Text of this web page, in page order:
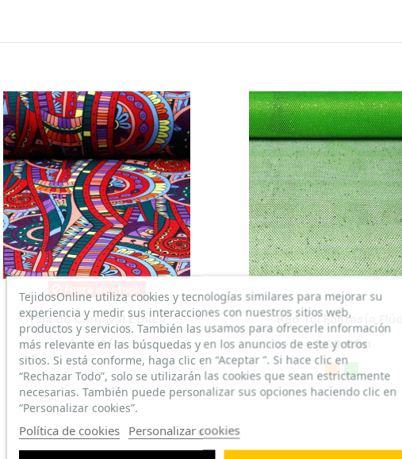
Tela de Carnaval Étnica
5,50 €/m
Red Tul Fantasía Flúor
7,00 €/m
TejidosOnline utiliza cookies y tecnologías similares para mejorar su
experiencia y medir sus interacciones con nuestros sitios web,
productos y servicios. También las usamos para ofrecerle información
más relevante en las búsquedas y en los anuncios de este y otros
sitios. Si está conforme, haga clic en “Aceptar ”. Si hace clic en
“Rechazar Todo”, solo se utilizarán las cookies que sean estrictamente
necesarias. También puede personalizar sus opciones haciendo clic en
“Personalizar cookies”.
Política de cookies Personalizar cookies